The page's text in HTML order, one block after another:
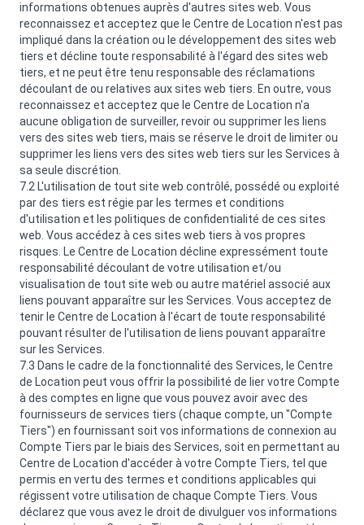
informations obtenues auprès d'autres sites web. Vous
reconnaissez et acceptez que le Centre de Location n'est pas
impliqué dans la création ou le développement des sites web
tiers et décline toute responsabilité à l'égard des sites web
tiers, et ne peut être tenu responsable des réclamations
découlant de ou relatives aux sites web tiers. En outre, vous
reconnaissez et acceptez que le Centre de Location n'a
aucune obligation de surveiller, revoir ou supprimer les liens
vers des sites web tiers, mais se réserve le droit de limiter ou
supprimer les liens vers des sites web tiers sur les Services à
sa seule discrétion.
7.2 L'utilisation de tout site web contrôlé, possédé ou exploité
par des tiers est régie par les termes et conditions
d'utilisation et les politiques de confidentialité de ces sites
web. Vous accédez à ces sites web tiers à vos propres
risques. Le Centre de Location décline expressément toute
responsabilité découlant de votre utilisation et/ou
visualisation de tout site web ou autre matériel associé aux
liens pouvant apparaître sur les Services. Vous acceptez de
tenir le Centre de Location à l'écart de toute responsabilité
pouvant résulter de l'utilisation de liens pouvant apparaître
sur les Services.
7.3 Dans le cadre de la fonctionnalité des Services, le Centre
de Location peut vous offrir la possibilité de lier votre Compte
à des comptes en ligne que vous pouvez avoir avec des
fournisseurs de services tiers (chaque compte, un "Compte
Tiers") en fournissant soit vos informations de connexion au
Compte Tiers par le biais des Services, soit en permettant au
Centre de Location d'accéder à votre Compte Tiers, tel que
permis en vertu des termes et conditions applicables qui
régissent votre utilisation de chaque Compte Tiers. Vous
déclarez que vous avez le droit de divulguer vos informations